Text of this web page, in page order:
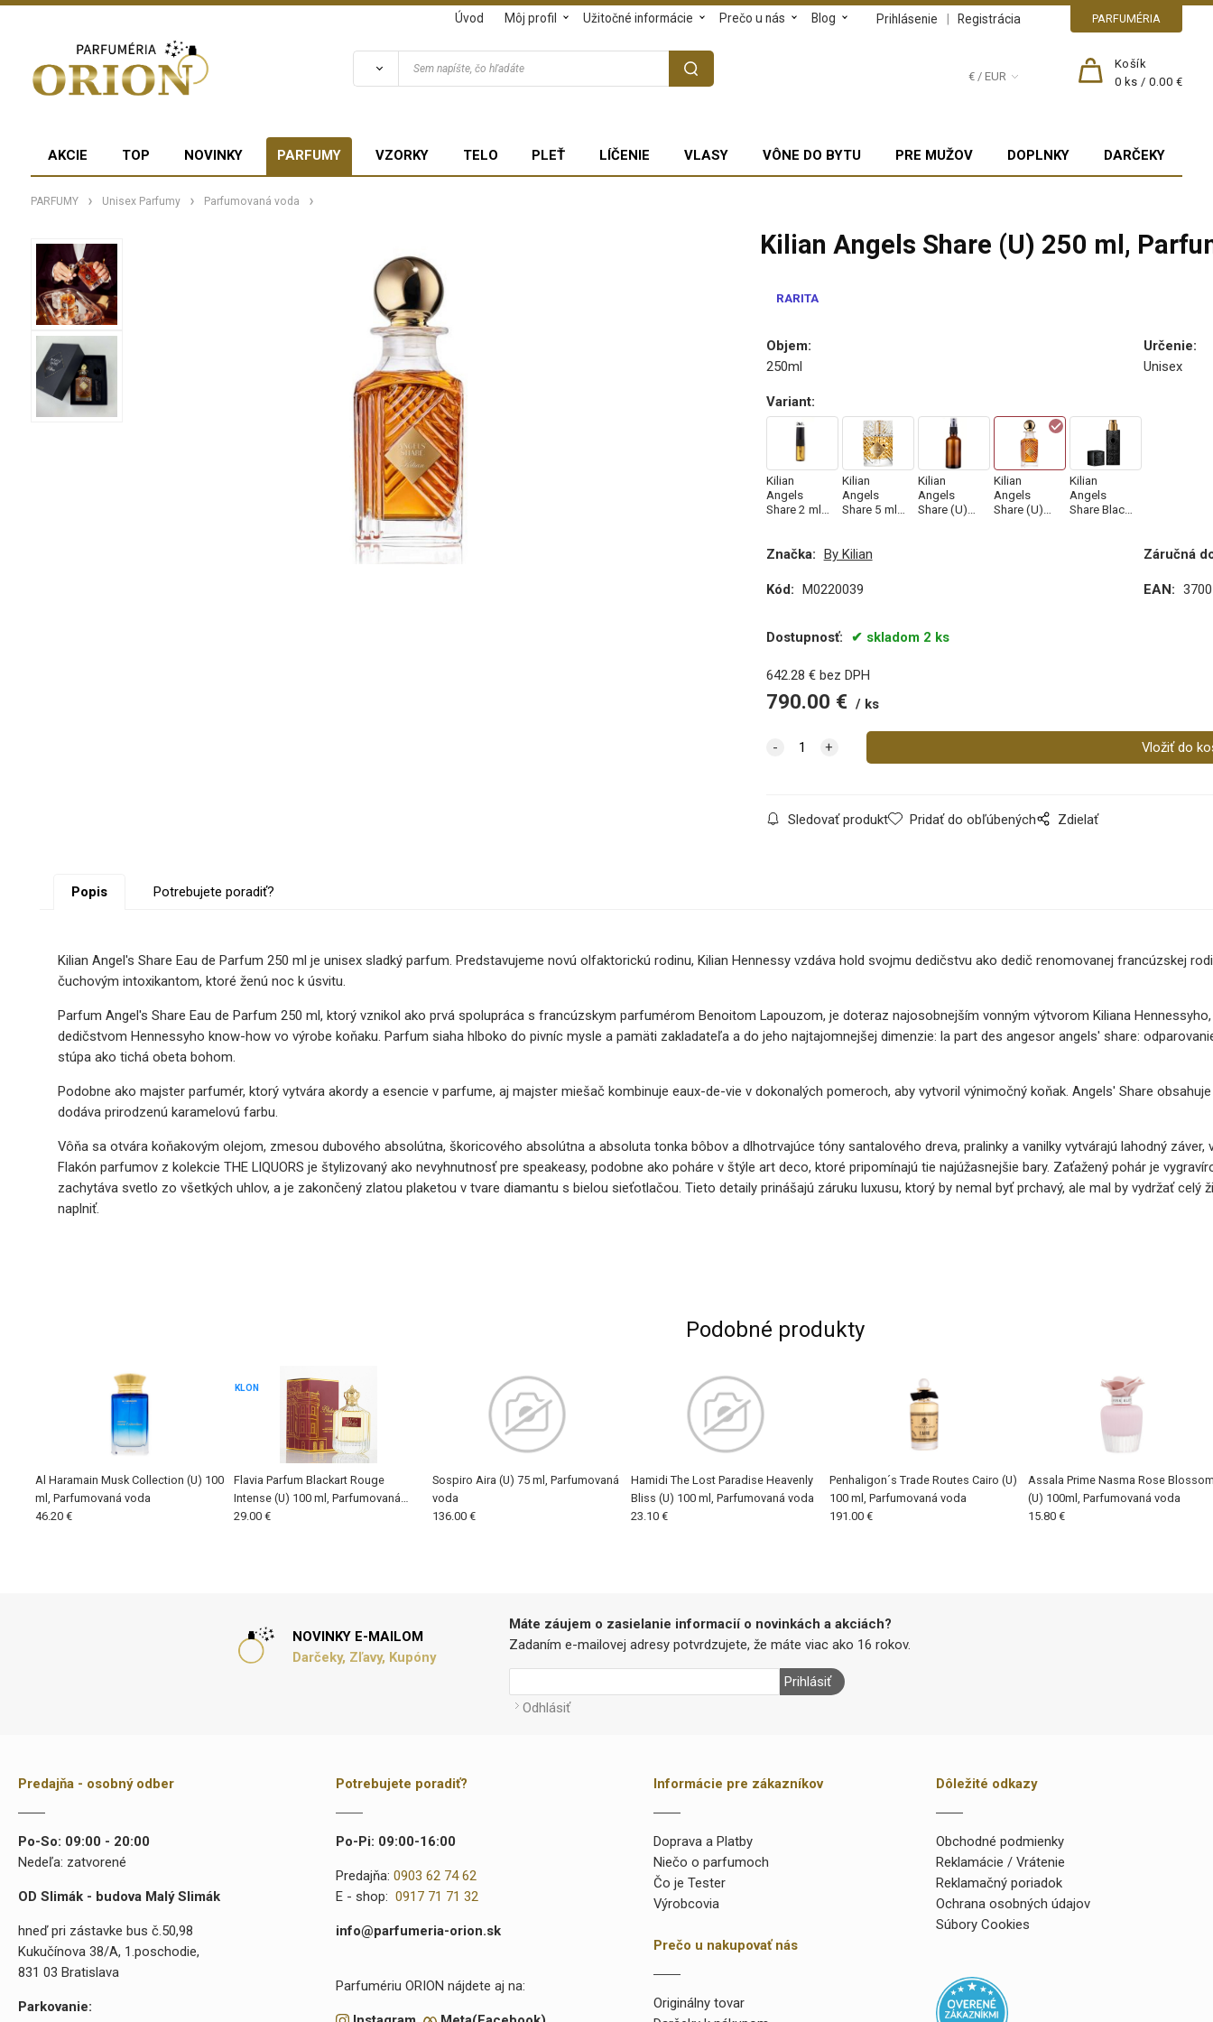
PARFUMÉRIA
Prihlásenie | Registrácia
Úvod Môj profil Užitočné informácie Prečo u nás Blog
€ / EUR
Košík
0 ks /0.00 €
AKCIE TOP NOVINKY PARFUMY VZORKY TELO PLEŤ LÍČENIE VLASY VÔNE DO BYTU PRE MUŽOV DOPLNKY DARČEKY
PARFUMY Unisex Parfumy Parfumovaná voda
Kilian Angels Share (U) 250 ml,
RARITA
Objem:
250ml
Určenie:
Unisex
Variant:
Kilian
Angels
Share 2 ml,
Kilian
Angels
Share 5 ml,
Kilian
Angels
Share (U)
Kilian
Angels
Share (U)
Kilian
Angels
Share Black
Značka: By Kilian Záručná
Kód: M0220039 EAN:
Dostupnosť: skladom 2 ks
642.28 € bez DPH
790.00 € ks
Sledovať produkt Pridať do obľúbených Zdielať
Popis Potrebujete poradiť?
Kilian Angel's Share Eau de Parfum 250 ml je unisex sladký parfum. Predstavujeme novú olfaktorickú rodinu, Kilian Hennessy vzdáva hold svojmu dedičstvu ako dedič renomovanej francúzskej
čuchovým intoxikantom, ktoré ženú noc k úsvitu.
Parfum Angel's Share Eau de Parfum 250 ml, ktorý vznikol ako prvá spolupráca s francúzskym parfumérom Benoitom Lapouzom, je doteraz najosobnejším vonným výtvorom Kiliana
dedičstvom Hennessyho know-how vo výrobe koňaku. Parfum siaha hlboko do pivníc mysle a pamäti zakladateľa a do jeho najtajomnejšej dimenzie: la part des angesor angels' share:
stúpa ako tichá obeta bohom.
Podobne ako majster parfumér, ktorý vytvára akordy a esencie v parfume, aj majster miešač kombinuje eaux-de-vie v dokonalých pomeroch, aby vytvoril výnimočný koňak. Angels' Share
dodáva prirodzenú karamelovú farbu.
Vôňa sa otvára koňakovým olejom, zmesou dubového absolútna, škoricového absolútna a absoluta tonka bôbov a dlhotrvajúce tóny santalového dreva, pralinky a vanilky vytvárajú lahodný záver,
Flakón parfumov z kolekcie THE LIQUORS je štylizovaný ako nevyhnutnosť pre speakeasy, podobne ako poháre v štýle art deco, ktoré pripomínajú tie najúžasnejšie bary. Zaťažený pohár je
zachytáva svetlo zo všetkých uhlov, a je zakončený zlatou plaketou v tvare diamantu s bielou sieťotlačou. Tieto detaily prinášajú záruku luxusu, ktorý by nemal byť prchavý, ale mal by vydržať
naplniť.
Podobné produkty
Al Haramain Musk Collection (U) 100
ml, Parfumovaná voda
46.20 €
Flavia Parfum Blackart Rouge
Intense (U) 100 ml, Parfumovaná
voda
KLON
29.00 €
Sospiro Aira (U) 75 ml, Parfumovaná
voda
136.00 €
Hamidi The Lost Paradise Heavenly
Bliss (U) 100 ml, Parfumovaná voda
23.10 €
Penhaligon´s Trade Routes Cairo (U)
100 ml, Parfumovaná voda
191.00 €
Assala Prime Nasma Rose
(U) 100ml, Parfumovaná voda
15.80 €
NOVINKY E-MAILOM
Darčeky, Zľavy, Kupóny
Máte záujem o zasielanie informacií o novinkách a akciách?
Zadaním e-mailovej adresy potvrdzujete, že máte viac ako 16 rokov.
Prihlásiť
Odhlásiť
Predajňa - osobný odber
Po-So: 09:00 - 20:00
Nedeľa: zatvorené
OD Slimák - budova Malý Slimák
hneď pri zástavke bus č.50,98
Kukučínova 38/A, 1.poschodie,
831 03 Bratislava
Parkovanie:
Potrebujete poradiť?
Po-Pi: 09:00-16:00
Predajňa:0903 62 74 62
E - shop:0917 71 71 32
info@parfumeria-orion.sk
Parfumériu ORION nájdete aj na:
Informácie pre zákazníkov
Doprava a Platby
Niečo o parfumoch
Čo je Tester
Výrobcovia
Prečo u nakupovať nás
Originálny tovar
Dôležité odkazy
Obchodné podmienky
Reklamácie / Vrátenie
Reklamačný poriadok
Ochrana osobných údajov
Súbory Cookies